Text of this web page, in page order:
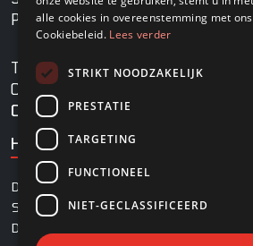
Pays-Bas
TÉL.+31 478 745 270
COURRIEL
info@rovadi-
Chambre de commerce
HEURES D'OUVERTURE
DU LUNDI AU VENDREDI
SAMEDI
08:00 - 12:30
DIMANCHE
alle cookies in overeenstemming met ons
Cookiebeleid. Lees verder
STRIKT NOODZAKELIJK
PRESTATIE
TARGETING
FUNCTIONEEL
NIET-GECLASSIFICEERD